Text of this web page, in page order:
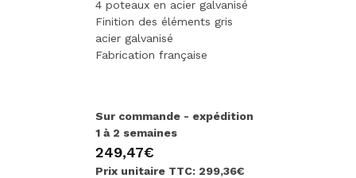
4 poteaux en acier galvanisé
Finition des éléments gris
acier galvanisé
Fabrication française
Sur commande - expédition
1 à 2 semaines
249,47€
Prix unitaire TTC: 299,36€